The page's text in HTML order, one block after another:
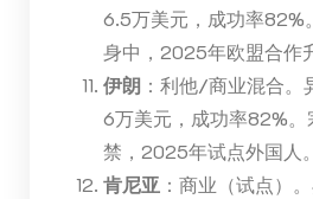
6.5万美元，成功率82%
身中，2025年欧盟合作
伊朗 ：利他/商业混合
6万美元，成功率82%。
禁，2025年试点外国人。
肯尼亚 ：商业（试点）